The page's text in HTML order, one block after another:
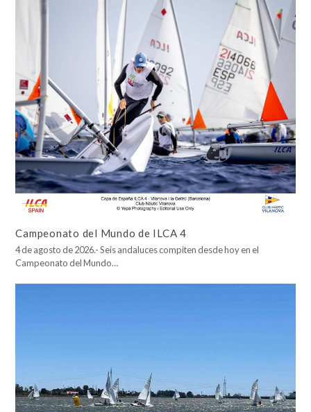
Campeonato del Mundo de ILCA 4
4 de agosto de 2026.- Seis andaluces compiten desde hoy en el
Campeonato del Mundo…